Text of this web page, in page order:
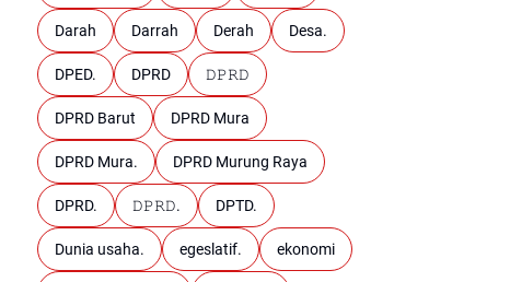
Darah Darrah Derah Desa.
DPED. DPRD 𝙳𝙿𝚁𝙳
DPRD Barut DPRD Mura
DPRD Mura. DPRD Murung Raya
DPRD. 𝙳𝙿𝚁𝙳. DPTD.
Dunia usaha. egeslatif. ekonomi